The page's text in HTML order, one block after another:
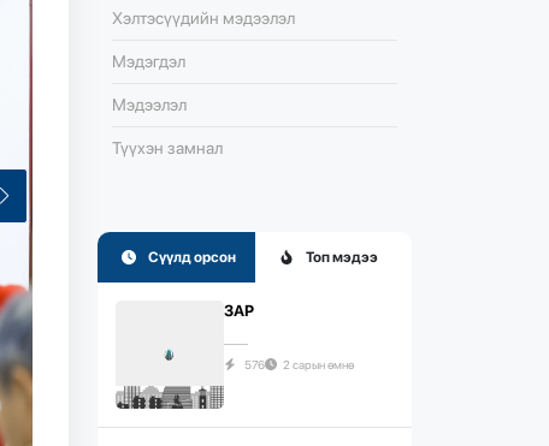
Хэлтэсүүдийн мэдээлэл
Мэдэгдэл
Мэдээлэл
Түүхэн замнал
Сүүлд орсон Топ мэдээ
ЗАР
576 2 сарын өмнө